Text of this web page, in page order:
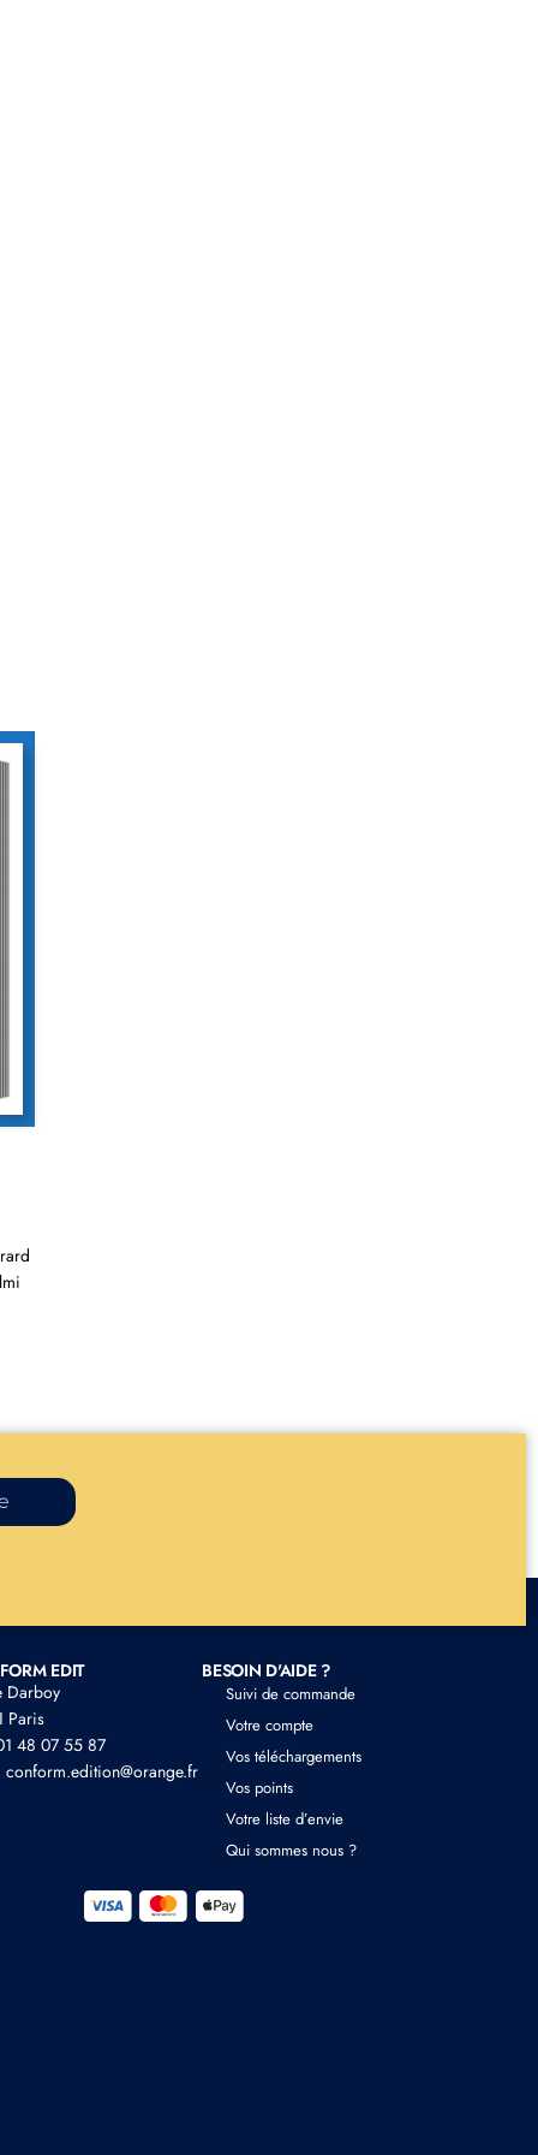
EDIT
Darboy
Paris
48 07 55 87
conform.edition@orange.fr
BESOIN D'AIDE ?
Suivi de commande
Votre compte
Vos téléchargements
Vos points
Votre liste d’envie
Qui sommes nous ?